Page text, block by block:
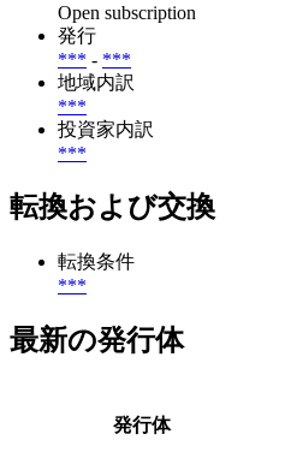
Open subscription
発行
*** - ***
地域内訳
***
投資家内訳
***
転換および交換
転換条件
***
最新の発行体
発行体